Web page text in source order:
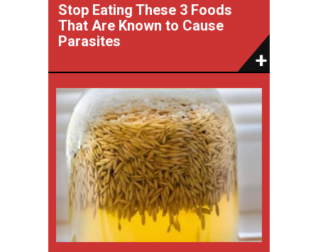
Stop Eating These 3 Foods
That Are Known to Cause
Parasites